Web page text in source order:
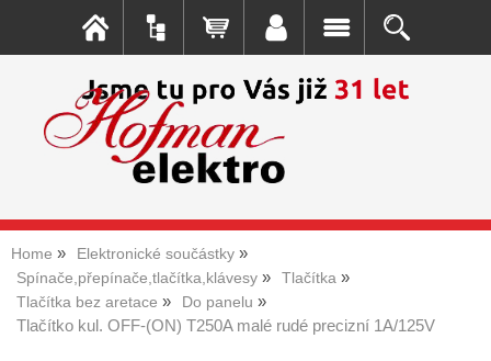
Home
Elektronické součástky
Spínače,přepínače,tlačítka,klávesy
Tlačítka
Tlačítka bez aretace
Do panelu
Tlačítko kul. OFF-(ON) T250A malé rudé precizní 1A/125V